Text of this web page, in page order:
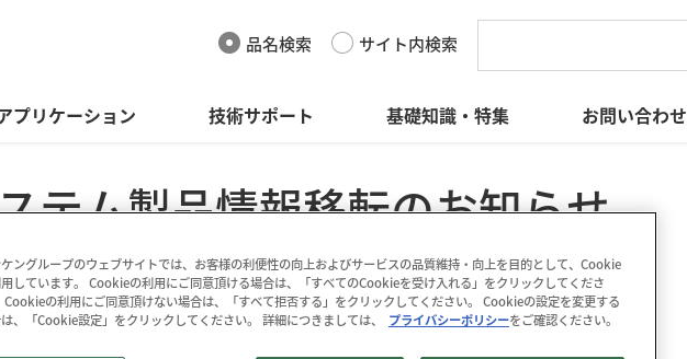
品名検索 サイト内検索
プリケーション 技術サポート 基礎知識・特集 お問い合わせ
テム製品情報移転のお知らせ
of Power System Product
ングループのウェブサイトでは、お客様の利便性の向上およびサービスの品質維持・向上を目的として、Cookie
しています。 Cookieの利用にご同意頂ける場合は、「すべてのCookieを受け入れる」をクリックしてくださ
Cookieの利用にご同意頂けない場合は、「すべて拒否する」をクリックしてください。 Cookieの設定を変更する
、「Cookie設定」をクリックしてください。 詳細につきましては、
プライバシーポリシーをご確認ください。